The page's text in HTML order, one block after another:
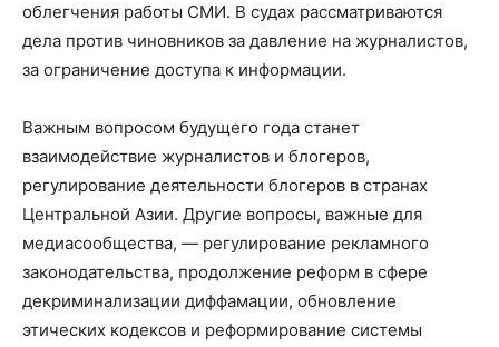
облегчения работы СМИ. В судах рассматриваются
дела против чиновников за давление на журналистов,
за ограничение доступа к информации.
Важным вопросом будущего года станет
взаимодействие журналистов и блогеров,
регулирование деятельности блогеров в странах
Центральной Азии. Другие вопросы, важные для
медиасообщества, — регулирование рекламного
законодательства, продолжение реформ в сфере
декриминализации диффамации, обновление
этических кодексов и реформирование системы